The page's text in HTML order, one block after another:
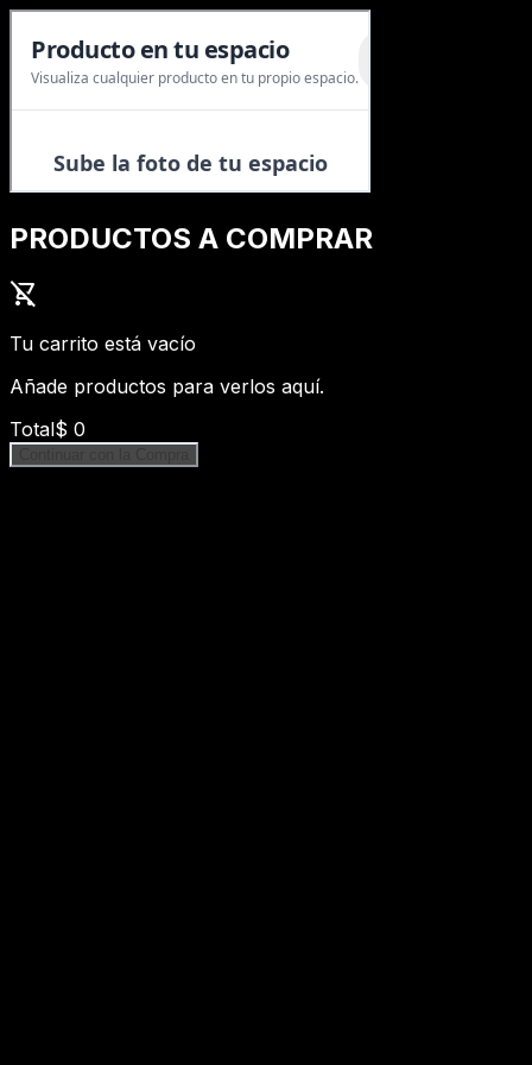
PRODUCTOS A COMPRAR
shopping_cart_off
Tu carrito está vacío
Añade productos para verlos aquí.
Total$ 0